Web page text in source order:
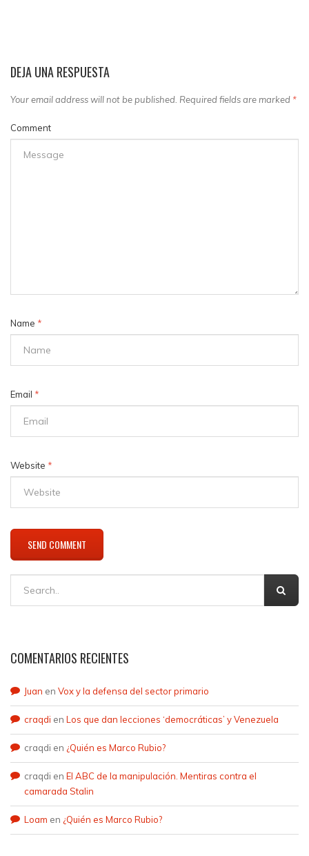
DEJA UNA RESPUESTA
Your email address will not be published. Required fields are marked *
Comment
Name *
Email *
Website *
COMENTARIOS RECIENTES
Juan en Vox y la defensa del sector primario
craqdi en Los que dan lecciones ‘democráticas’ y Venezuela
craqdi en ¿Quién es Marco Rubio?
craqdi en El ABC de la manipulación. Mentiras contra el
camarada Stalin
Loam en ¿Quién es Marco Rubio?